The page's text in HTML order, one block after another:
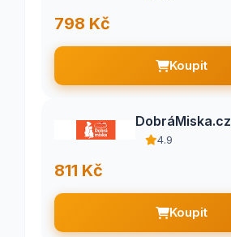
798 Kč
Koupit
DobráMiska.cz
4.9
811 Kč
Koupit